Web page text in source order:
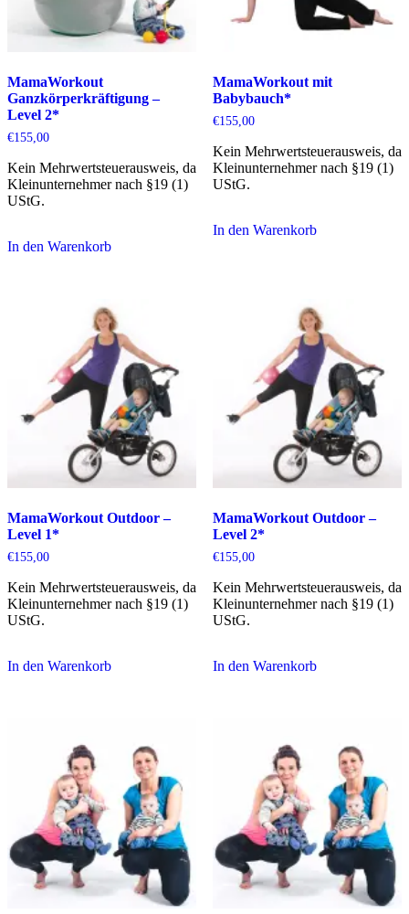
MamaWorkout
Ganzkörperkräftigung –
Level 2*
€155,00
Kein Mehrwertsteuerausweis, da
Kleinunternehmer nach §19 (1)
UStG.
In den Warenkorb
MamaWorkout mit
Babybauch*
€155,00
Kein Mehrwertsteuerausweis, da
Kleinunternehmer nach §19 (1)
UStG.
In den Warenkorb
MamaWorkout Outdoor –
Level 1*
€155,00
Kein Mehrwertsteuerausweis, da
Kleinunternehmer nach §19 (1)
UStG.
In den Warenkorb
MamaWorkout Outdoor –
Level 2*
€155,00
Kein Mehrwertsteuerausweis, da
Kleinunternehmer nach §19 (1)
UStG.
In den Warenkorb